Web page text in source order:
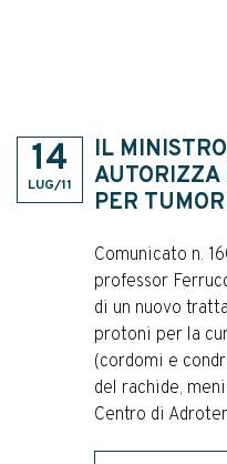
14
LUG/11
IL
AUTORIZZA
PER
Comunicato n.
professor
di un nuovo
protoni per la
(cordomi e
del rachide,
Centro di